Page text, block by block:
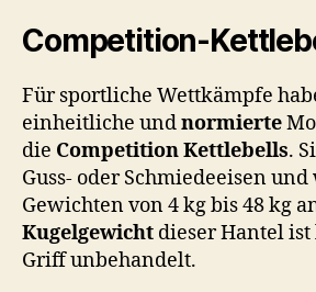
Competition-
Für sportliche Wettkämpfe
einheitliche undnormierte
die Competition Kettlebells.
Guss- oder Schmiedeeisen
Gewichten von 4 kg bis 48 kg
Kugelgewicht dieser Hantel
Griff unbehandelt.